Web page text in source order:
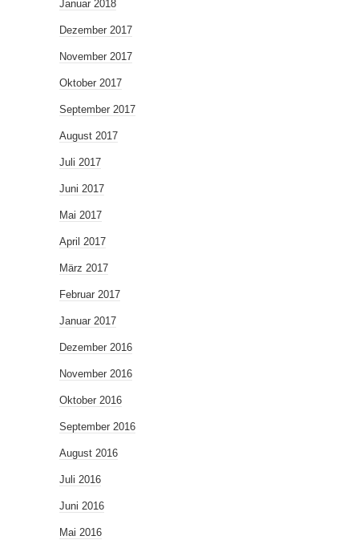
Januar 2018
Dezember 2017
November 2017
Oktober 2017
September 2017
August 2017
Juli 2017
Juni 2017
Mai 2017
April 2017
März 2017
Februar 2017
Januar 2017
Dezember 2016
November 2016
Oktober 2016
September 2016
August 2016
Juli 2016
Juni 2016
Mai 2016